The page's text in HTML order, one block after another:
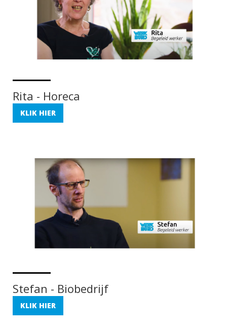
Rita - Horeca
KLIK HIER
Stefan - Biobedrijf
KLIK HIER